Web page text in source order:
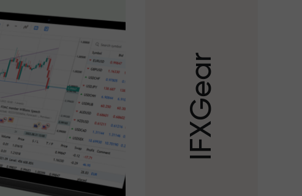
I
F
X
G
e
a
r